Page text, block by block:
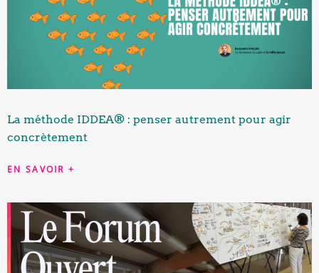
La méthode IDDEA® : penser autrement pour agir
concrètement
EN SAVOIR +